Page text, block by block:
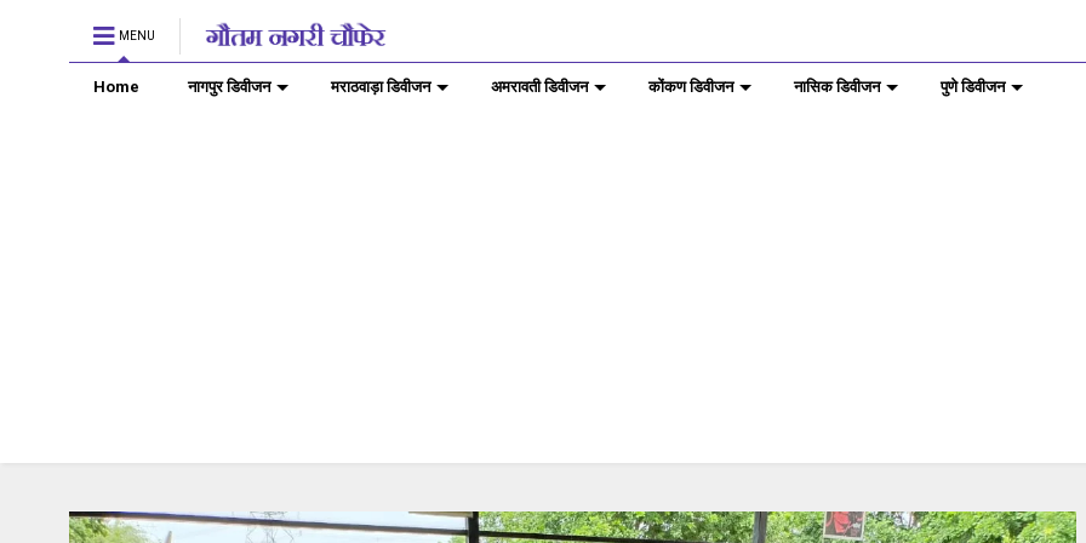
MENU
Home नागपुर डिवीजन मराठवाड़ा डिवीजन अमरावती डिवीजन कोंकण डिवीजन नासिक डिवीजन पुणे डिवीजन